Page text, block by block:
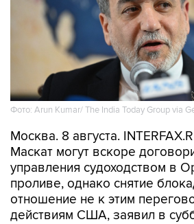
Фото: Arun Kumar/ The India Today Group via
Москва. 8 августа.
Маскат могут вскоре
управления судоходством в
проливе, однако снятие
отношение не к этим
действиям США, заявил в